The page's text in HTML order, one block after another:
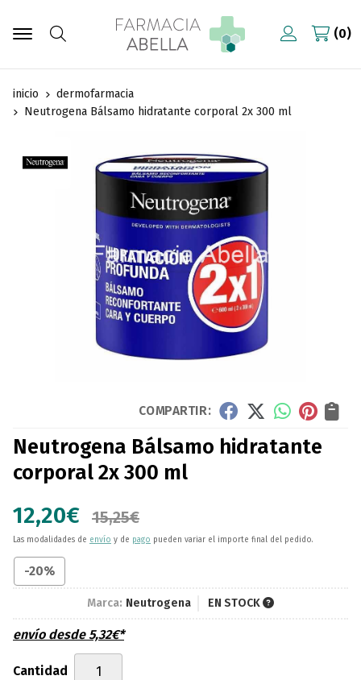
Buscar
0
inicio
dermofarmacia
Neutrogena Bálsamo hidratante corporal 2x 300 ml
COMPARTIR:
Neutrogena Bálsamo hidratante
corporal 2x 300 ml
12,20€ 15,25€
Las modalidades de envío y de pago pueden variar el importe final del pedido.
-20%
Marca: Neutrogena EN STOCK
envío desde5,32€*
Cantidad